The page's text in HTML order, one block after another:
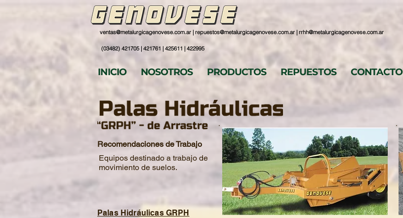
ventas@metalurgicagenovese.com.ar | repuestos@metalurgicagenovese.com.ar | rrhh@metalurgicagenovese.com.ar
(03482) 421705 | 421761 | 425611 | 422995
INICIO NOSOTROS PRODUCTOS REPUESTOS CONTACTO
Recomendaciones de Trabajo
Equipos destinado a trabajo de
movimiento de suelos.
Palas Hidráulicas GRPH